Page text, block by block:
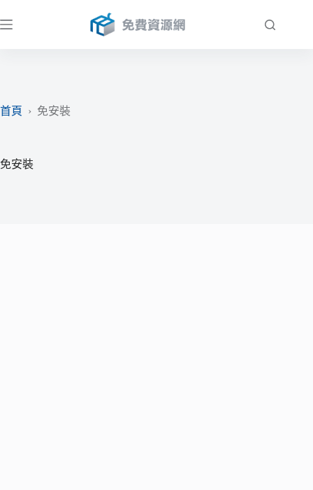
至
首頁
› 免安裝
免安裝